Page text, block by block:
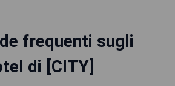
frequenti sugli
di [CITY]